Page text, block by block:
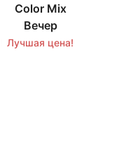
Color Mix
Вечер
Лучшая цена!